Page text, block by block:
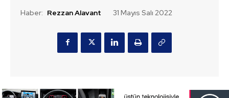
Haber: Rezzan Alavant 31 Mayıs Salı 2022